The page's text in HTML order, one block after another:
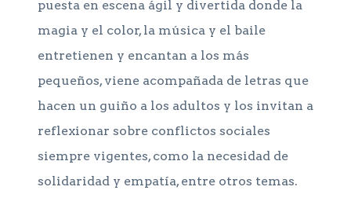
puesta en escena ágil y divertida donde la
magia y el color, la música y el baile
entretienen y encantan a los más
pequeños, viene acompañada de letras que
hacen un guiño a los adultos y los invitan a
reflexionar sobre conflictos sociales
siempre vigentes, como la necesidad de
solidaridad y empatía, entre otros temas.